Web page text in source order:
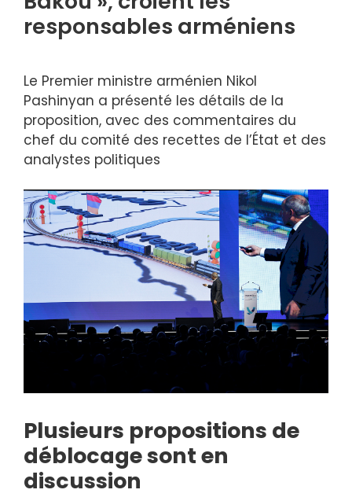
responsables arméniens
Le Premier ministre arménien Nikol
Pashinyan a présenté les détails de la
proposition, avec des commentaires du
chef du comité des recettes de l’État et des
analystes politiques
Plusieurs propositions de
déblocage sont en
discussion